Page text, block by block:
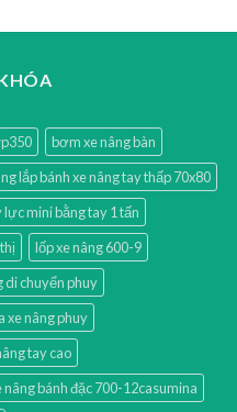
bơm xe nâng bàn
lắp bánh xe nâng tay thấp 70x80
lực mini bằng tay 1 tấn
lốp xe nâng 600-9
di chuyển phuy
xe nâng phuy
tay cao
nâng bánh đặc 700-12casumina